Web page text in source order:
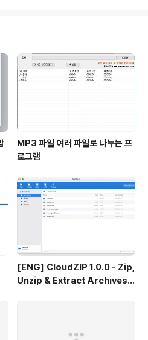
삭제시 호출된다. static int hello_m
MP3 파일 여러 파일로 나누는 프
로그램
[ENG] CloudZIP 1.0.0 - Zip,
Unzip & Extract Archives o